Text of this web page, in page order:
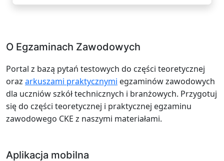
O Egzaminach Zawodowych
Portal z bazą pytań testowych do części teoretycznej
oraz arkuszami praktycznymi egzaminów zawodowych
dla uczniów szkół technicznych i branżowych. Przygotuj
się do części teoretycznej i praktycznej egzaminu
zawodowego CKE z naszymi materiałami.
Aplikacja mobilna